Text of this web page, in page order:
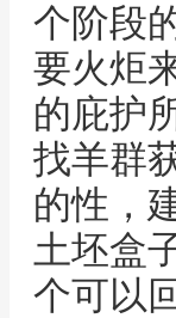
个阶段
要火炬
的庇护
找羊群
的性，
土坯盒
个可以